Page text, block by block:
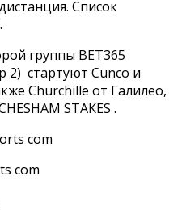
Список
группы BET365
2) стартуют Cunco и
Churchille от Галилео,
STAKES .
com